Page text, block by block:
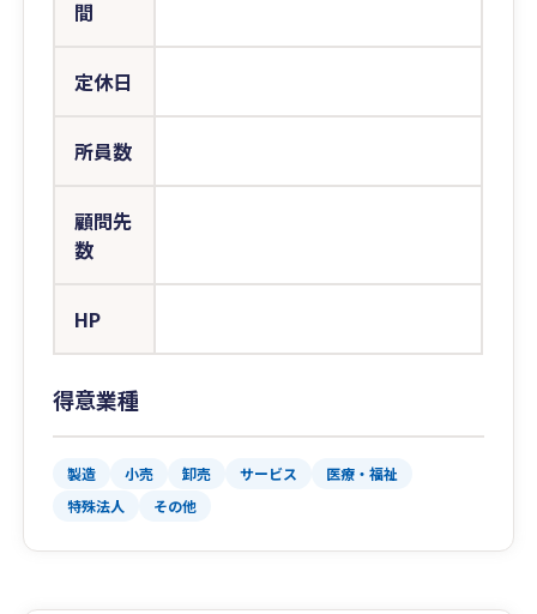
間
定休日
所員数
顧問先
数
HP
得意業種
製造 小売 卸売 サービス
医療・福祉
特殊法人
その他